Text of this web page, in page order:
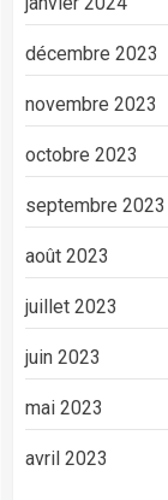
décembre 2023
novembre 2023
octobre 2023
septembre 2023
août 2023
juillet 2023
juin 2023
mai 2023
avril 2023